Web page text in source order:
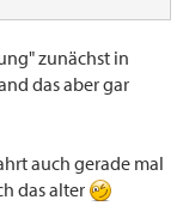
zunächst in
das aber gar
auch gerade mal
das alter